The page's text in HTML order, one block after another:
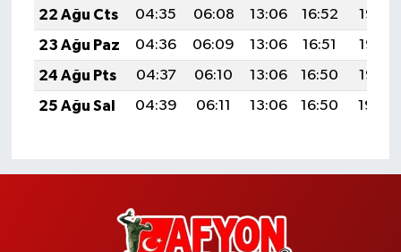
22 Ağu Cts
04:35 06:08 13:06 16:52
19:55
23 Ağu Paz
04:36 06:09 13:06 16:51
19:53
24 Ağu Pts
04:37 06:10 13:06 16:50
19:52
25 Ağu Sal
04:39 06:11 13:06 16:50 19:50